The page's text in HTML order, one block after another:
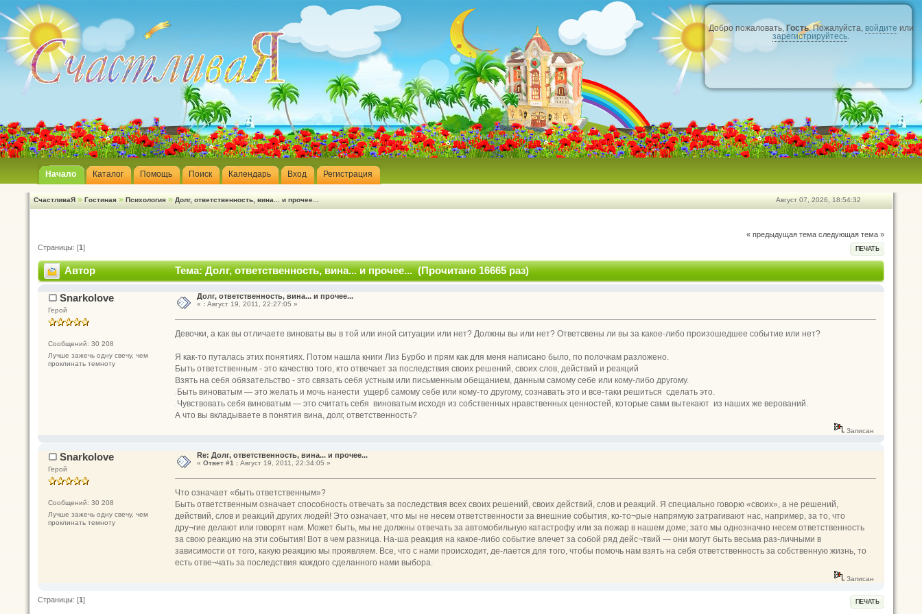
Добро пожаловать,Гость. Пожалуйста, войдите или
зарегистрируйтесь.
Начало Каталог Помощь Поиск Календарь Вход Регистрация
Август 07, 2026, 18:54:32
СчастливаЯ » Гостиная » Психология » Долг, ответственность, вина... и прочее...
« предыдущая тема следующая тема »
ПЕЧАТЬ
Страницы: [1]
Автор Тема: Долг, ответственность, вина... и прочее... (Прочитано 16665 раз)
Snarkolove
Герой
Сообщений: 30 208
Лучше зажечь одну свечу, чем
проклинать темноту
Долг, ответственность, вина... и прочее...
« :Август 19, 2011, 22:27:05 »
Девочки, а как вы отличаете виноваты вы в той или иной ситуации или нет? Должны вы или нет? Ответсвены ли вы за какое-либо произошедшее событие или нет?
Я как-то путалась этих понятиях. Потом нашла книги Лиз Бурбо и прям как для меня написано было, по полочкам разложено.
Быть ответственным - это качество того, кто отвечает за последствия своих решений, своих слов, действий и реакций
Взять на себя обязательство - это связать себя устным или письменным обещанием, данным самому себе или кому-либо другому.
Быть виноватым — это желать и мочь нанести ущерб самому себе или кому-то другому, сознавать это и все-таки решиться сделать это.
Чувствовать себя виноватым — это считать себя ви­новатым исходя из собственных нравственных цен­ностей, которые сами вытекают из наших же верова­ний.
А что вы вкладываете в понятия вина, долг, ответственность?
Записан
Snarkolove
Герой
Сообщений: 30 208
Лучше зажечь одну свечу, чем
проклинать темноту
Re: Долг, ответственность, вина... и прочее...
« Ответ #1 :Август 19, 2011, 22:34:05 »
Что означает «быть ответственным»?
Быть ответственным означает способность отвечать за последствия всех своих решений, своих действий, слов и реакций. Я специально говорю «своих», а не решений,
действий, слов и реакций других людей! Это означает, что мы не несем ответственности за внешние события, ко-то¬рые напрямую затрагивают нас, например, за то, что
дру¬гие делают или говорят нам. Может быть, мы не должны отвечать за автомобильную катастрофу или за пожар в нашем доме; зато мы однозначно несем ответственность
за свою реакцию на эти события! Вот в чем разница. На-ша реакция на какое-либо событие влечет за собой ряд дейс¬твий — они могут быть весьма раз-личными в
зависимости от того, какую реакцию мы проявляем. Все, что с нами происходит, де-лается для того, чтобы помочь нам взять на себя ответственность за собственную жизнь, то
есть отве¬чать за последствия каждого сделанного нами выбора.
Записан
ПЕЧАТЬ
Страницы: [1 ]